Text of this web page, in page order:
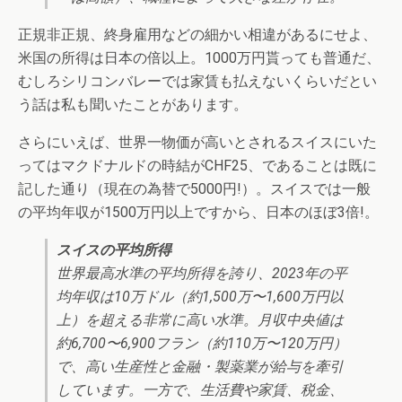
正規非正規、終身雇用などの細かい相違があるにせよ、
米国の所得は日本の倍以上。1000万円貰っても普通だ、
むしろシリコンバレーでは家賃も払えないくらいだとい
う話は私も聞いたことがあります。
さらにいえば、世界一物価が高いとされるスイスにいた
ってはマクドナルドの時結がCHF25、であることは既に
記した通り（現在の為替で5000円!）。スイスでは一般
の平均年収が1500万円以上ですから、日本のほぼ3倍!。
スイスの平均所得
世界最高水準の平均所得を誇り、2023年の平
均年収は10万ドル（約1,500万〜1,600万円以
上）を超える非常に高い水準。月収中央値は
約6,700〜6,900フラン（約110万〜120万円）
で、高い生産性と金融・製薬業が給与を牽引
しています。一方で、生活費や家賃、税金、